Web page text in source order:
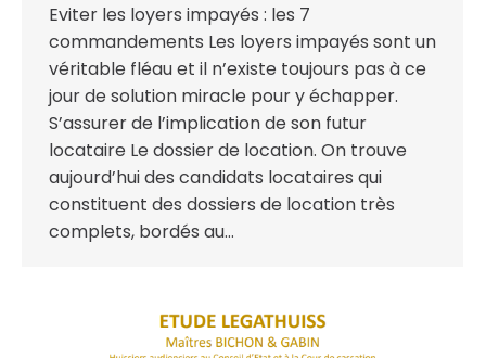
Eviter les loyers impayés : les 7
commandements Les loyers impayés sont un
véritable fléau et il n’existe toujours pas à ce
jour de solution miracle pour y échapper.
S’assurer de l’implication de son futur
locataire Le dossier de location. On trouve
aujourd’hui des candidats locataires qui
constituent des dossiers de location très
complets, bordés au…